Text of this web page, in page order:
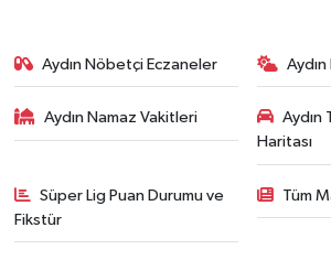
Aydın Nöbetçi Eczaneler
Aydın Namaz Vakitleri
Aydın
Haritası
Süper Lig Puan Durumu ve
Fikstür
Tüm